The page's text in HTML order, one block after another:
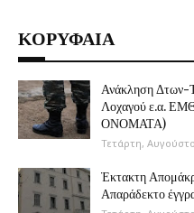
ΚΟΡΥΦΑΙΑ
Ανάκληση Δτων-
Λοχαγού ε.α.
ΟΝΟΜΑΤΑ)
Τετάρτη,
Έκτακτη
Απαράδεκτο